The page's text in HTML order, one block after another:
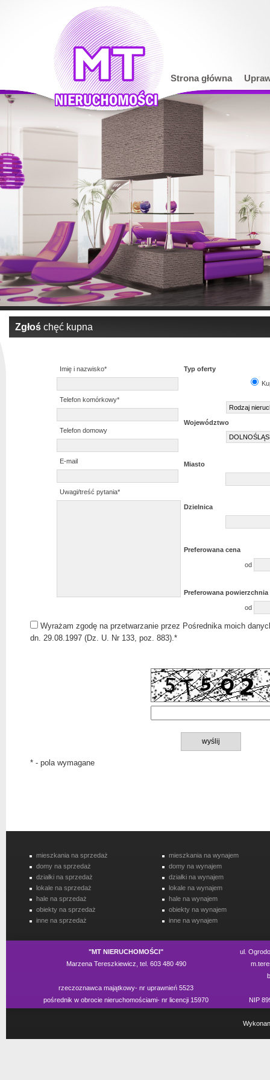
Strona główna
Zgłoś chęć kupna
Typ oferty
Województwo
Miasto
Dzielnica
Preferowana cena
od
Preferowana powierzchnia
od
Imię i nazwisko*
Telefon komórkowy*
Telefon domowy
E-mail
Uwagi/treść pytania*
Wyrażam zgodę na przetwarzanie przez Pośrednika moich
dn. 29.08.1997 (Dz. U. Nr 133, poz. 883).*
* - pola wymagane
mieszkania na sprzedaż
domy na sprzedaż
działki na sprzedaż
lokale na sprzedaż
hale na sprzedaż
obiekty na sprzedaż
inne na sprzedaż
mieszkania na wynajem
domy na wynajem
działki na wynajem
lokale na wynajem
hale na wynajem
obiekty na wynajem
inne na wynajem
"MT NIERUCHOMOŚCI"
Marzena Tereszkiewicz, tel. 603 480 490
rzeczoznawca majątkowy- nr uprawnień 5523
pośrednik w obrocie nieruchomościami- nr licencji 15970
ul.
NIP